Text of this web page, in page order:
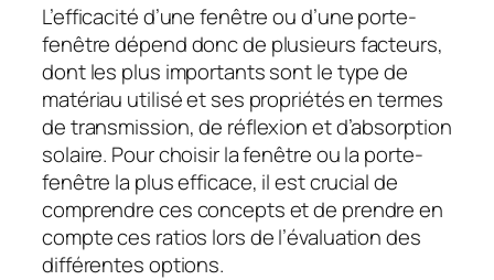
L’efficacité d’une fenêtre ou d’une porte-
fenêtre dépend donc de plusieurs facteurs,
dont les plus importants sont le type de
matériau utilisé et ses propriétés en termes
de transmission, de réflexion et d’absorption
solaire. Pour choisir la fenêtre ou la porte-
fenêtre la plus efficace, il est crucial de
comprendre ces concepts et de prendre en
compte ces ratios lors de l’évaluation des
différentes options.